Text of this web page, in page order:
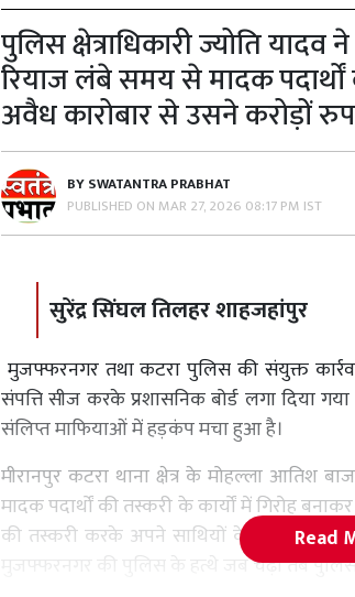
पुलिस क्षेत्राधिकारी ज्योति
रियाज लंबे समय से मादक
अवैध कारोबार से उसने करोड़ों
BYSWATANTRA PRABHAT
PUBLISHED ON MAR 27, 2026 08:17 PM IST
सुरेंद्र सिंघल तिलहर शाहजहांपुर
मुजफ्फरनगर तथा कटरा पुलिस की संयुक्त
संपत्ति सीज करके प्रशासनिक बोर्ड लगा दिया
संलिप्त माफियाओं में हड़कंप मचा हुआ है।
मीरानपुर कटरा थाना क्षेत्र के मोहल्ला आतिश
मादक पदार्थों की तस्करी के कार्यों में गिरोह
की तस्करी करके अपने साथियों के साथ करोड़ों
मुजफ्फरनगर की पुलिस के हत्थे जब चढ़ा तब पुलिस
Read